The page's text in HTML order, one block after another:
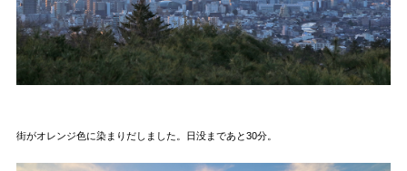
街がオレンジ色に染まりだしました。日没まであと30分。